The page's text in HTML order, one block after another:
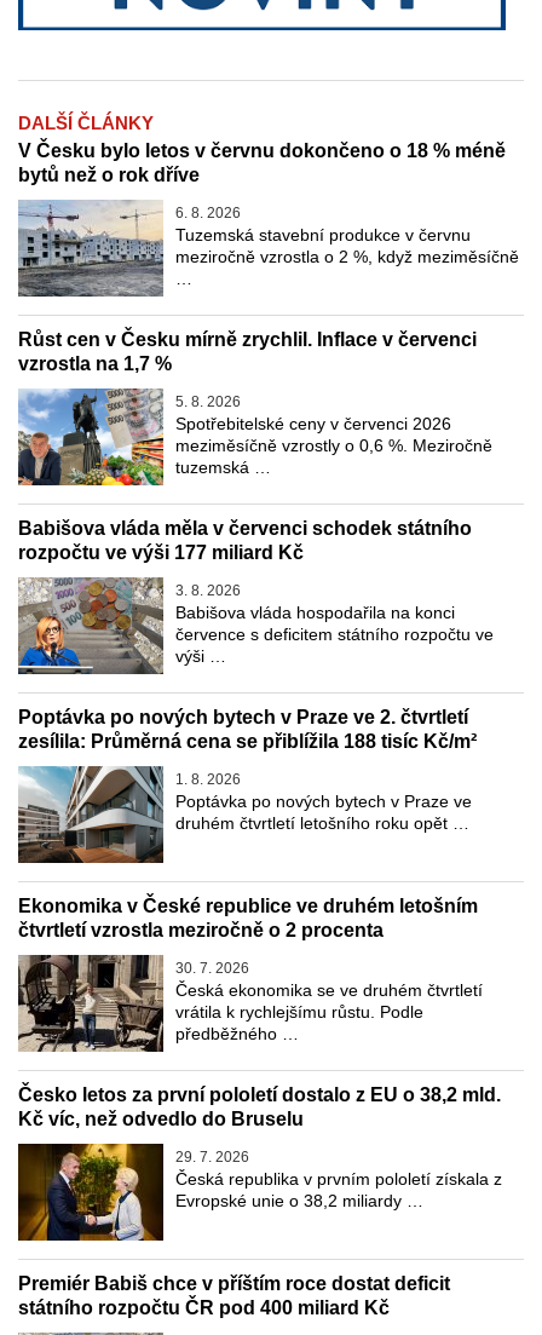
DALŠÍ ČLÁNKY
V Česku bylo letos v červnu dokončeno o 18 % méně
bytů než o rok dříve
6. 8. 2026
Tuzemská stavební produkce v červnu
meziročně vzrostla o 2 %, když meziměsíčně
…
Růst cen v Česku mírně zrychlil. Inflace v červenci
vzrostla na 1,7 %
5. 8. 2026
Spotřebitelské ceny v červenci 2026
meziměsíčně vzrostly o 0,6 %. Meziročně
tuzemská …
Babišova vláda měla v červenci schodek státního
rozpočtu ve výši 177 miliard Kč
3. 8. 2026
Babišova vláda hospodařila na konci
července s deficitem státního rozpočtu ve
výši …
Poptávka po nových bytech v Praze ve 2. čtvrtletí
zesílila: Průměrná cena se přiblížila 188 tisíc Kč/m²
1. 8. 2026
Poptávka po nových bytech v Praze ve
druhém čtvrtletí letošního roku opět …
Ekonomika v České republice ve druhém letošním
čtvrtletí vzrostla meziročně o 2 procenta
30. 7. 2026
Česká ekonomika se ve druhém čtvrtletí
vrátila k rychlejšímu růstu. Podle
předběžného …
Česko letos za první pololetí dostalo z EU o 38,2 mld.
Kč víc, než odvedlo do Bruselu
29. 7. 2026
Česká republika v prvním pololetí získala z
Evropské unie o 38,2 miliardy …
Premiér Babiš chce v příštím roce dostat deficit
státního rozpočtu ČR pod 400 miliard Kč